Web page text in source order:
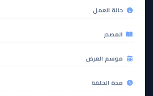
حالة العمل
المصدر
موسم العرض
مدة الحلقة